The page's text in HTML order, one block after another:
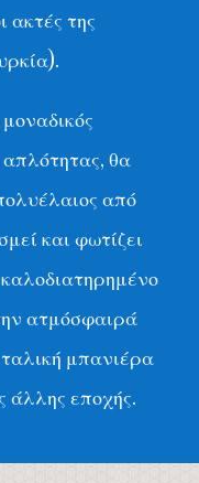
ακτές της
θα
από
και φωτίζει
ατμόσφαιρά
μπανιέρα
άλλης εποχής.